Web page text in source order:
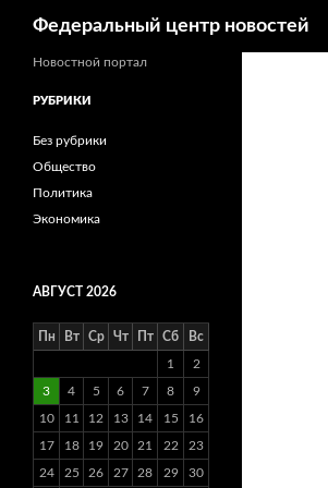
Федеральный центр новостей
Новостной портал
РУБРИКИ
Без рубрики
Общество
Политика
Экономика
АВГУСТ 2026
Пн Вт Ср Чт Пт Сб Вс
1 2
3 4 5 6 7 8 9
10 11 12 13 14 15 16
17 18 19 20 21 22 23
24 25 26 27 28 29 30